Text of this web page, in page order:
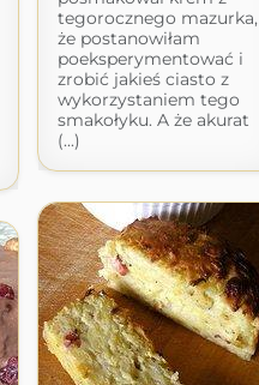
tegorocznego mazurka,
że postanowiłam
poeksperymentować i
zrobić jakieś ciasto z
wykorzystaniem tego
smakołyku. A że akurat
(...)